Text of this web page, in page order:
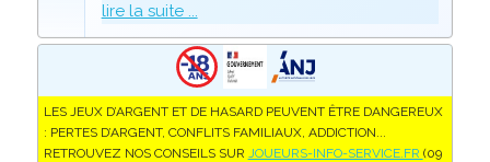
lire la suite ...
LES JEUX D’ARGENT ET DE HASARD PEUVENT ÊTRE DANGEREUX
: PERTES D’ARGENT, CONFLITS FAMILIAUX, ADDICTION...
RETROUVEZ NOS CONSEILS SUR JOUEURS-INFO-SERVICE.FR (09